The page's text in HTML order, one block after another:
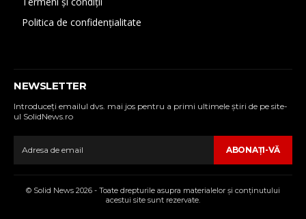
Politica de confidențialitate
NEWSLETTER
Introduceţi emailul dvs. mai jos pentru a primi ultimele ştiri de pe site-
ul SolidNews.ro
ABONAŢI-VĂ
© Solid News 2026 - Toate drepturile asupra materialelor şi conţinutului
acestui site sunt rezervate.